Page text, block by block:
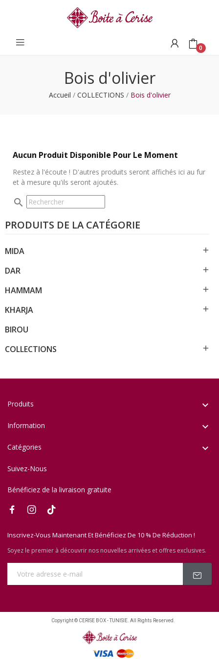
0
Bois d'olivier
Accueil COLLECTIONS Bois d'olivier
PRODUITS DE LA CATÉGORIE
MIDA 
DAR 
HAMMAM 
KHARJA 
BIROU
COLLECTIONS

Aucun Produit Disponible Pour Le Moment
Restez à l'écoute ! D'autres produits seront affichés ici au fur
et à mesure qu'ils seront ajoutés.
search
Produits 
Information 
Catégories 
Suivez-Nous
Bénéficiez de la livraison gratuite
Inscrivez-Vous Maintenant Et Bénéficiez De 10 % De Réduction !
Soyez le premier à découvrir nos nouvelles arrivées et offres exclusives.
Copyright © CERISE BOX - TUNISIE. All Rights Reserved.